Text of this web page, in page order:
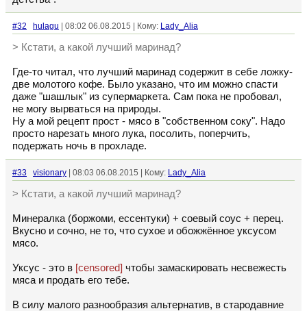
#32 hulagu | 08:02 06.08.2015 | Кому: Lady_Alia
> Кстати, а какой лучший маринад?
Где-то читал, что лучший маринад содержит в себе ложку-
две молотого кофе. Было указано, что им можно спасти
даже "шашлык" из супермаркета. Сам пока не пробовал,
не могу вырваться на природы.
Ну а мой рецепт прост - мясо в "собственном соку". Надо
просто нарезать много лука, посолить, поперчить,
подержать ночь в прохладе.
#33 visionary | 08:03 06.08.2015 | Кому: Lady_Alia
> Кстати, а какой лучший маринад?
Минералка (боржоми, ессентуки) + соевый соус + перец.
Вкусно и сочно, не то, что сухое и обожжённое уксусом
мясо.
Уксус - это в [censored] чтобы замаскировать несвежесть
мяса и продать его тебе.
В силу малого разнообразия альтернатив, в стародавние